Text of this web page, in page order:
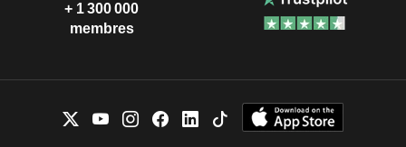
+ 1 300 000
membres